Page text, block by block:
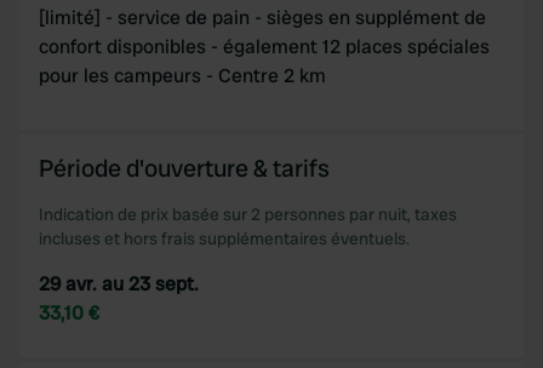
[limité] - service de pain - sièges en supplément de
confort disponibles - également 12 places spéciales
pour les campeurs - Centre 2 km
Période d'ouverture & tarifs
Indication de prix basée sur 2 personnes par nuit, taxes
incluses et hors frais supplémentaires éventuels.
29 avr. au 23 sept.
33,10 €